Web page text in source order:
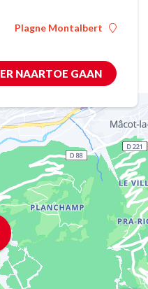
Plagne Montalbert
ER NAARTOE GAAN